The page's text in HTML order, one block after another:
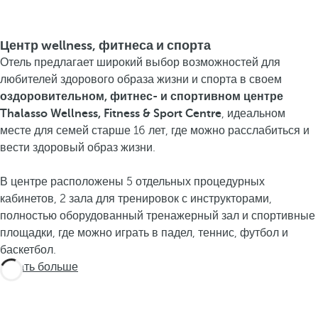
Центр wellness, фитнеса и спорта
Отель предлагает широкий выбор возможностей для
любителей здорового образа жизни и спорта в своем
оздоровительном, фитнес- и спортивном центре
Thalasso Wellness, Fitness & Sport Centre , идеальном
месте для семей старше 16 лет, где можно расслабиться и
вести здоровый образ жизни.
В центре расположены 5 отдельных процедурных
кабинетов, 2 зала для тренировок с инструкторами,
полностью оборудованный тренажерный зал и спортивные
площадки, где можно играть в падел, теннис, футбол и
баскетбол.
Узнать больше